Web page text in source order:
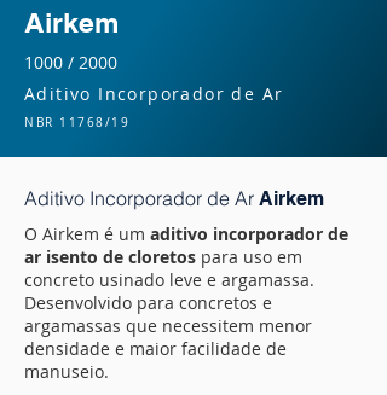
Airkem
1000 / 2000
Aditivo Incorporador de Ar
NBR 11768/19
Aditivo Incorporador de Ar Airkem
O Airkem é um aditivo incorporador de
ar isento de cloretos para uso em
concreto usinado leve e argamassa.
Desenvolvido para concretos e
argamassas que necessitem menor
densidade e maior facilidade de
manuseio.